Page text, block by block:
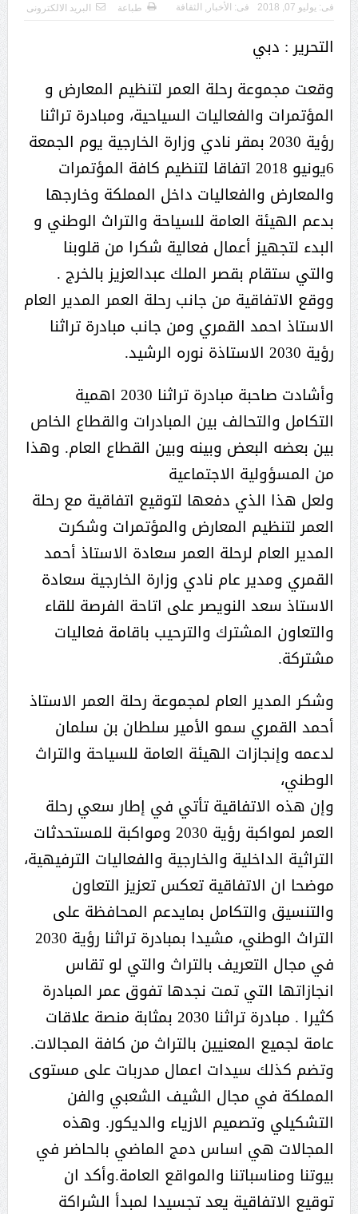
فى: يوليو 07, 2018 فى: الأخبار , الثقافة طباعة البريد الالكترونى
التحرير : دبي
وقعت مجموعة رحلة العمر لتنظيم المعارض و
المؤتمرات والفعاليات السياحية، ومبادرة تراثنا
رؤية 2030 بمقر نادي وزارة الخارجية يوم الجمعة
6يونيو 2018 اتفاقا لتنظيم كافة المؤتمرات
والمعارض والفعاليات داخل المملكة وخارجها
بدعم الهيئة العامة للسياحة والتراث الوطني و
البدء لتجهيز أعمال فعالية شكرا من قلوبنا
والتي ستقام بقصر الملك عبدالعزيز بالخرج .
ووقع الاتفاقية من جانب رحلة العمر المدير العام
الاستاذ احمد القمري ومن جانب مبادرة تراثنا
رؤية 2030 الاستاذة نوره الرشيد.
وأشادت صاحبة مبادرة تراثنا 2030 اهمية
التكامل والتحالف بين المبادرات والقطاع الخاص
بين بعضه البعض وبينه وبين القطاع العام. وهذا
من المسؤولية الاجتماعية
ولعل هذا الذي دفعها لتوقيع اتفاقية مع رحلة
العمر لتنظيم المعارض والمؤتمرات وشكرت
المدير العام لرحلة العمر سعادة الاستاذ أحمد
القمري ومدير عام نادي وزارة الخارجية سعادة
الاستاذ سعد النويصر على اتاحة الفرصة للقاء
والتعاون المشترك والترحيب باقامة فعاليات
مشتركة.
وشكر المدير العام لمجموعة رحلة العمر الاستاذ
أحمد القمري سمو الأمير سلطان بن سلمان
لدعمه وإنجازات الهيئة العامة للسياحة والتراث
الوطني،
وإن هذه الاتفاقية تأتي في إطار سعي رحلة
العمر لمواكبة رؤية 2030 ومواكبة للمستحدثات
التراثية الداخلية والخارجية والفعاليات الترفيهية،
موضحا ان الاتفاقية تعكس تعزيز التعاون
والتنسيق والتكامل بمايدعم المحافظة على
التراث الوطني، مشيدا بمبادرة تراثنا رؤية 2030
في مجال التعريف بالتراث والتي لو تقاس
انجازاتها التي تمت نجدها تفوق عمر المبادرة
كثيرا . مبادرة تراثنا 2030 بمثابة منصة علاقات
عامة لجميع المعنيين بالتراث من كافة المجالات.
وتضم كذلك سيدات اعمال مدربات على مستوى
المملكة في مجال الشيف الشعبي والفن
التشكيلي وتصميم الازياء والديكور. وهذه
المجالات هي اساس دمج الماضي بالحاضر في
بيوتنا ومناسباتنا والمواقع العامة.وأكد ان
توقيع الاتفاقية يعد تجسيدا لمبدأ الشراكة